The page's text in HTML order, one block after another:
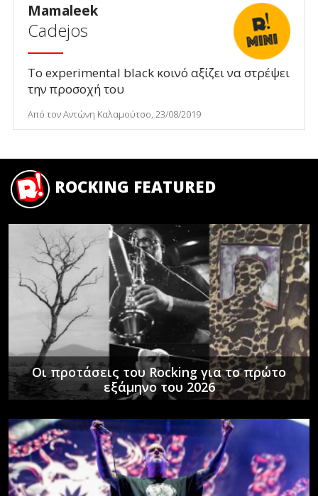
Mamaleek
Cadejos
Το experimental black κοινό αξίζει να στρέψει
την προσοχή του
Από τον Αντώνη Καλαμούτσο, 23/08/2019
ROCKING FEATURED
Οι προτάσεις του Rocking για το πρώτο
εξάμηνο του 2026